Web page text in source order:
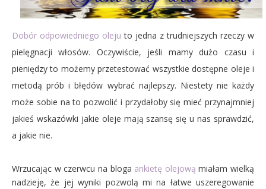
Dobór odpowiedniego oleju to jedna z trudniejszych rzeczy w
pielęgnacji włosów. Oczywiście, jeśli mamy dużo czasu i
pieniędzy to możemy przetestować wszystkie dostępne oleje i
metodą prób i błędów wybrać najlepszy. Niestety nie każdy
może sobie na to pozwolić i przydałoby się mieć przynajmniej
jakieś wskazówki jakie oleje mają szansę się u nas sprawdzić,
a jakie nie.
Wrzucając w czerwcu na bloga ankietę olejową miałam wielką
nadzieję, że jej wyniki pozwolą mi na łatwe uszeregowanie